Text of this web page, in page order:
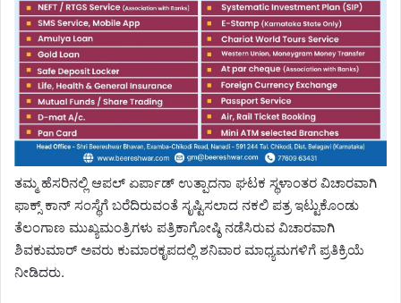
ತಮ್ಮ ಹೆಸರಿನಲ್ಲಿ ಆಪಲ್ ಏರ್ಪಾಡ್ ಉತ್ಪಾದನಾ ಘಟಕ ಸ್ಥಳಾಂತರ ವಿಚಾರವಾಗಿ
ಫಾಕ್ಸ್ ಕಾನ್ ಸಂಸ್ಥೆಗೆ ಬರೆದಿರುವಂತೆ ಸೃಷ್ಟಿಸಲಾದ ನಕಲಿ ಪತ್ರ ಇಟ್ಟುಕೊಂಡು
ತೆಲಂಗಾಣ ಮುಖ್ಯಮಂತ್ರಿಗಳು ಪತ್ರಿಕಾಗೋಷ್ಠಿ ನಡೆಸಿರುವ ವಿಚಾರವಾಗಿ
ಶಿವಕುಮಾರ್ ಅವರು ಕುಮಾರಕೃಪದಲ್ಲಿ ಶನಿವಾರ ಮಾಧ್ಯಮಗಳಿಗೆ ಪ್ರತಿಕ್ರಿಯೆ
ನೀಡಿದರು.